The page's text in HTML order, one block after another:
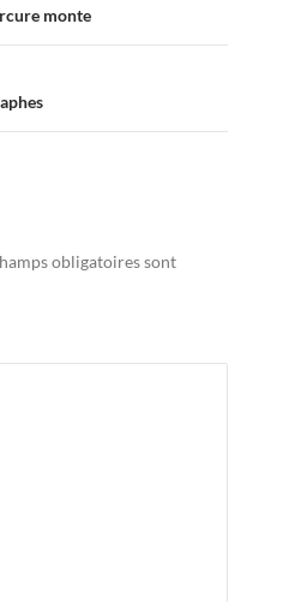
monte
obligatoires sont